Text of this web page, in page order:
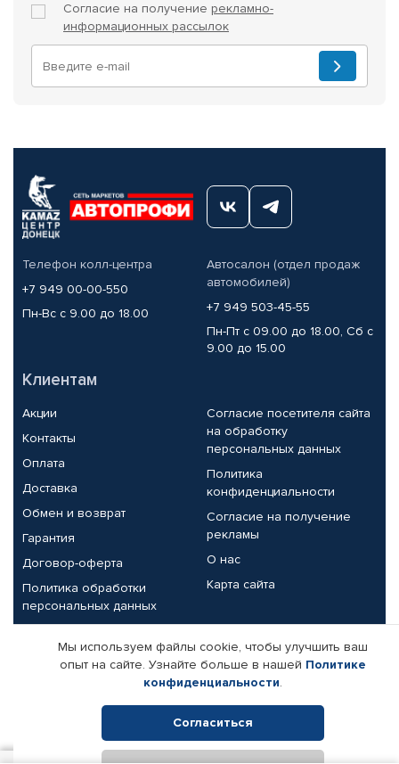
Согласие на получение рекламно-
информационных рассылок
Телефон колл-центра
+7 949 00-00-550
Пн-Вс с 9.00 до 18.00
Автосалон (отдел продаж
автомобилей)
+7 949 503-45-55
Пн-Пт с 09.00 до 18.00, Сб с
9.00 до 15.00
Клиентам
Акции
Контакты
Оплата
Доставка
Обмен и возврат
Гарантия
Договор-оферта
Политика обработки
персональных данных
Согласие посетителя сайта
на обработку
персональных данных
Политика
конфиденциальности
Согласие на получение
рекламы
О нас
Карта сайта
Партнерам
Корпоративным клиентам
Поставщикам
Реквизиты компании
Мы используем файлы cookie, чтобы улучшить ваш
опыт на сайте. Узнайте больше в нашей Политике
конфиденциальности.
Согласиться